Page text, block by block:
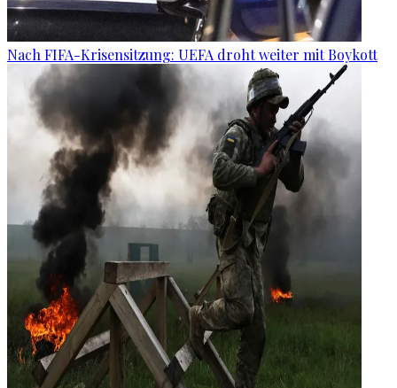
Nach FIFA-Krisensitzung: UEFA droht weiter mit Boykott